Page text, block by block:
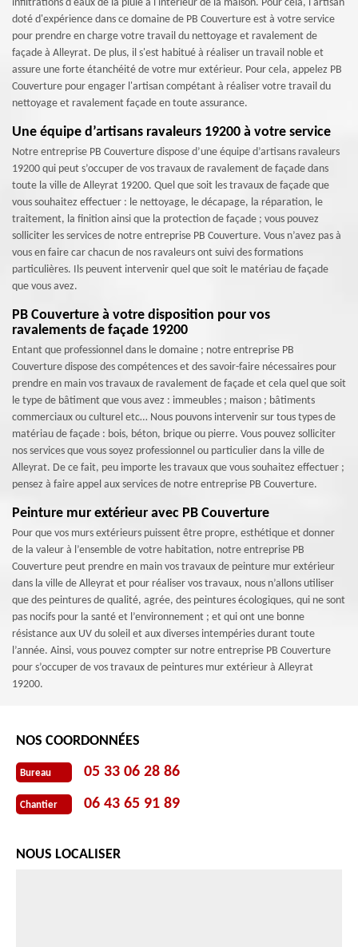
infiltrations d'eaux de la pluie à l'intérieur de la maison. Pour cela, l'artisan
doté d'expérience dans ce domaine de PB Couverture est à votre service
pour prendre en charge votre travail du nettoyage et ravalement de
façade à Alleyrat. De plus, il s'est habitué à réaliser un travail noble et
assure une forte étanchéité de votre mur extérieur. Pour cela, appelez PB
Couverture pour engager l'artisan compétant à réaliser votre travail du
nettoyage et ravalement façade en toute assurance.
Une équipe d’artisans ravaleurs 19200 à votre service
Notre entreprise PB Couverture dispose d’une équipe d’artisans ravaleurs
19200 qui peut s’occuper de vos travaux de ravalement de façade dans
toute la ville de Alleyrat 19200. Quel que soit les travaux de façade que
vous souhaitez effectuer : le nettoyage, le décapage, la réparation, le
traitement, la finition ainsi que la protection de façade ; vous pouvez
solliciter les services de notre entreprise PB Couverture. Vous n’avez pas à
vous en faire car chacun de nos ravaleurs ont suivi des formations
particulières. Ils peuvent intervenir quel que soit le matériau de façade
que vous avez.
PB Couverture à votre disposition pour vos
ravalements de façade 19200
Entant que professionnel dans le domaine ; notre entreprise PB
Couverture dispose des compétences et des savoir-faire nécessaires pour
prendre en main vos travaux de ravalement de façade et cela quel que soit
le type de bâtiment que vous avez : immeubles ; maison ; bâtiments
commerciaux ou culturel etc… Nous pouvons intervenir sur tous types de
matériau de façade : bois, béton, brique ou pierre. Vous pouvez solliciter
nos services que vous soyez professionnel ou particulier dans la ville de
Alleyrat. De ce fait, peu importe les travaux que vous souhaitez effectuer ;
pensez à faire appel aux services de notre entreprise PB Couverture.
Peinture mur extérieur avec PB Couverture
Pour que vos murs extérieurs puissent être propre, esthétique et donner
de la valeur à l’ensemble de votre habitation, notre entreprise PB
Couverture peut prendre en main vos travaux de peinture mur extérieur
dans la ville de Alleyrat et pour réaliser vos travaux, nous n’allons utiliser
que des peintures de qualité, agrée, des peintures écologiques, qui ne sont
pas nocifs pour la santé et l’environnement ; et qui ont une bonne
résistance aux UV du soleil et aux diverses intempéries durant toute
l’année. Ainsi, vous pouvez compter sur notre entreprise PB Couverture
pour s’occuper de vos travaux de peintures mur extérieur à Alleyrat
19200.
NOS COORDONNÉES
Bureau 05 33 06 28 86
Chantier 06 43 65 91 89
NOUS LOCALISER